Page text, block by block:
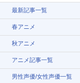
最新記事一覧
春アニメ
秋アニメ
アニメ記事一覧
男性声優/女性声優一覧